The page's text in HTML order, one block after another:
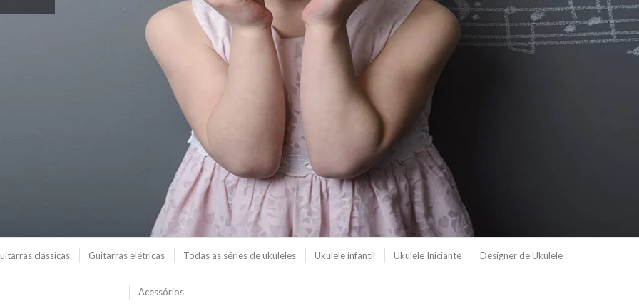
clássicas Guitarras elétricas Todas as séries de ukuleles Ukulele infantil Ukulele Iniciante Designer de Ukulele
Acessórios